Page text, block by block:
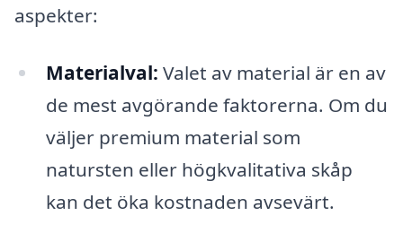
aspekter:
Materialval: Valet av material är en av
de mest avgörande faktorerna. Om du
väljer premium material som
natursten eller högkvalitativa skåp
kan det öka kostnaden avsevärt.